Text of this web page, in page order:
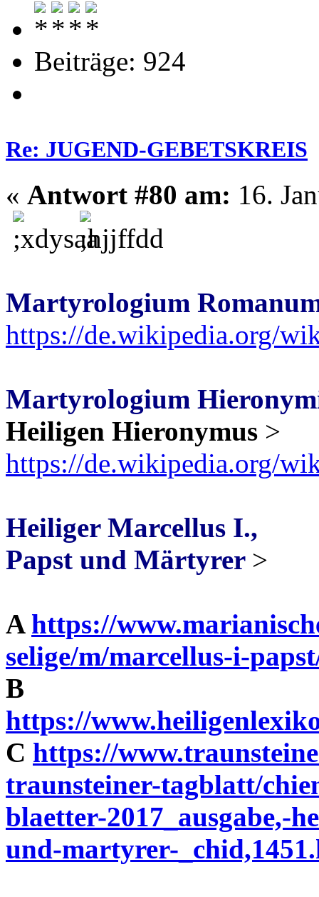
Beiträge: 924
Re: JUGEND-GEBETSKREIS
« Antwort #80 am: 16.
Martyrologium
https://de.wikipedia.org/
Martyrologium
Heiligen Hieronymus >
https://de.wikipedia.org/
Heiliger Marcellus I.,
Papst und Märtyrer >
A https://
selige/m/marcellus-i-
B
https://
C https://
traunsteiner-tagblatt/
blaetter-2017_ausgabe,-
und-martyrer-